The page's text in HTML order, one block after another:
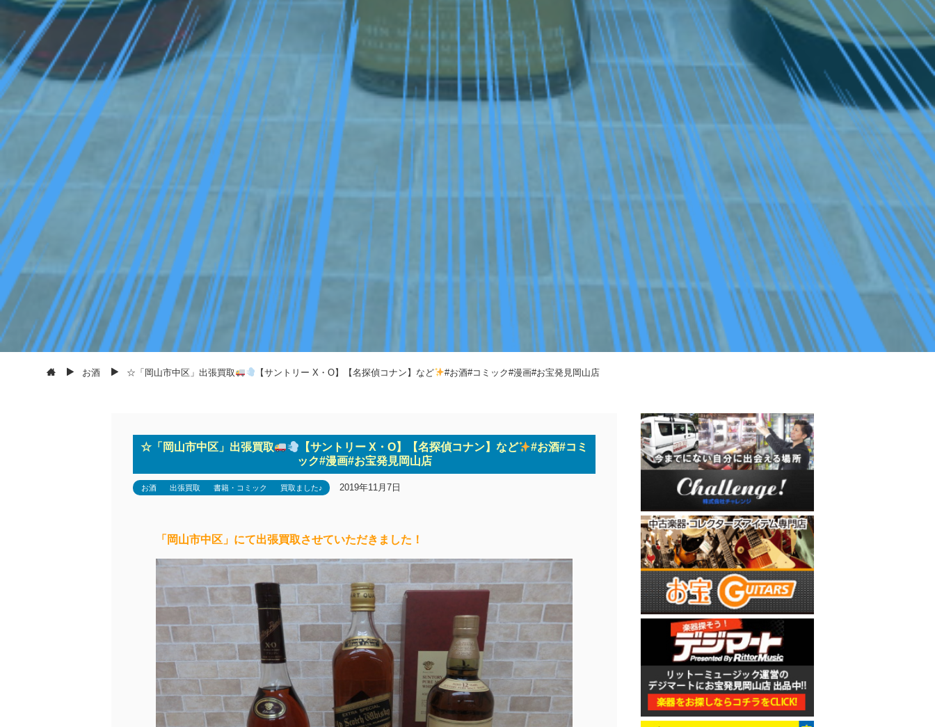
お酒 ☆「岡山市中区」出張買取 【サントリー X・O】【名探偵コナン】など #お酒#コミック#漫画#お宝発見岡山店
☆「岡山市中区」出張買取 【サントリー X・O】【名探偵コナン】など
#お酒#コミ
ック#漫画#お宝発見岡山店
お酒 出張買取 書籍・コミック 買取ました♪ 2019年11月7日
「岡山市中区」にて出張買取させていただきました！